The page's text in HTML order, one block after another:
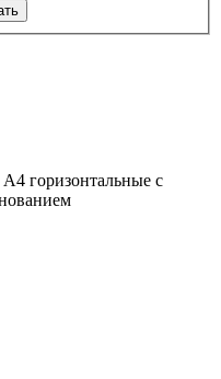
горизонтальные с